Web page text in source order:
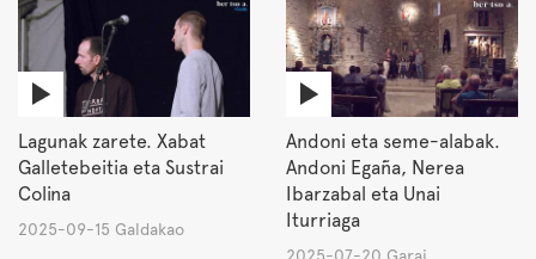
Lagunak zarete. Xabat
Galletebeitia eta Sustrai
Colina
2025-09-15 Galdakao
Andoni eta seme-alabak.
Andoni Egaña, Nerea
Ibarzabal eta Unai
Iturriaga